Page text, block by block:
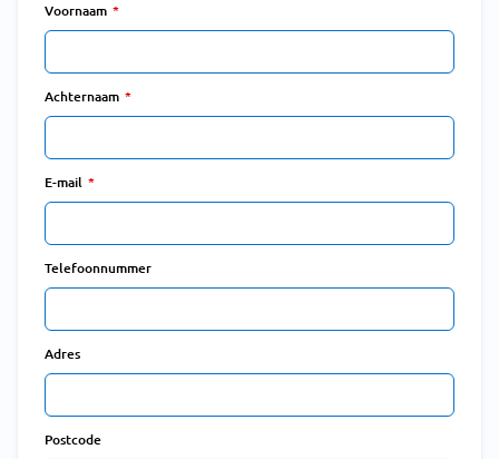
Voornaam
Achternaam
E-mail
Telefoonnummer
Adres
Postcode